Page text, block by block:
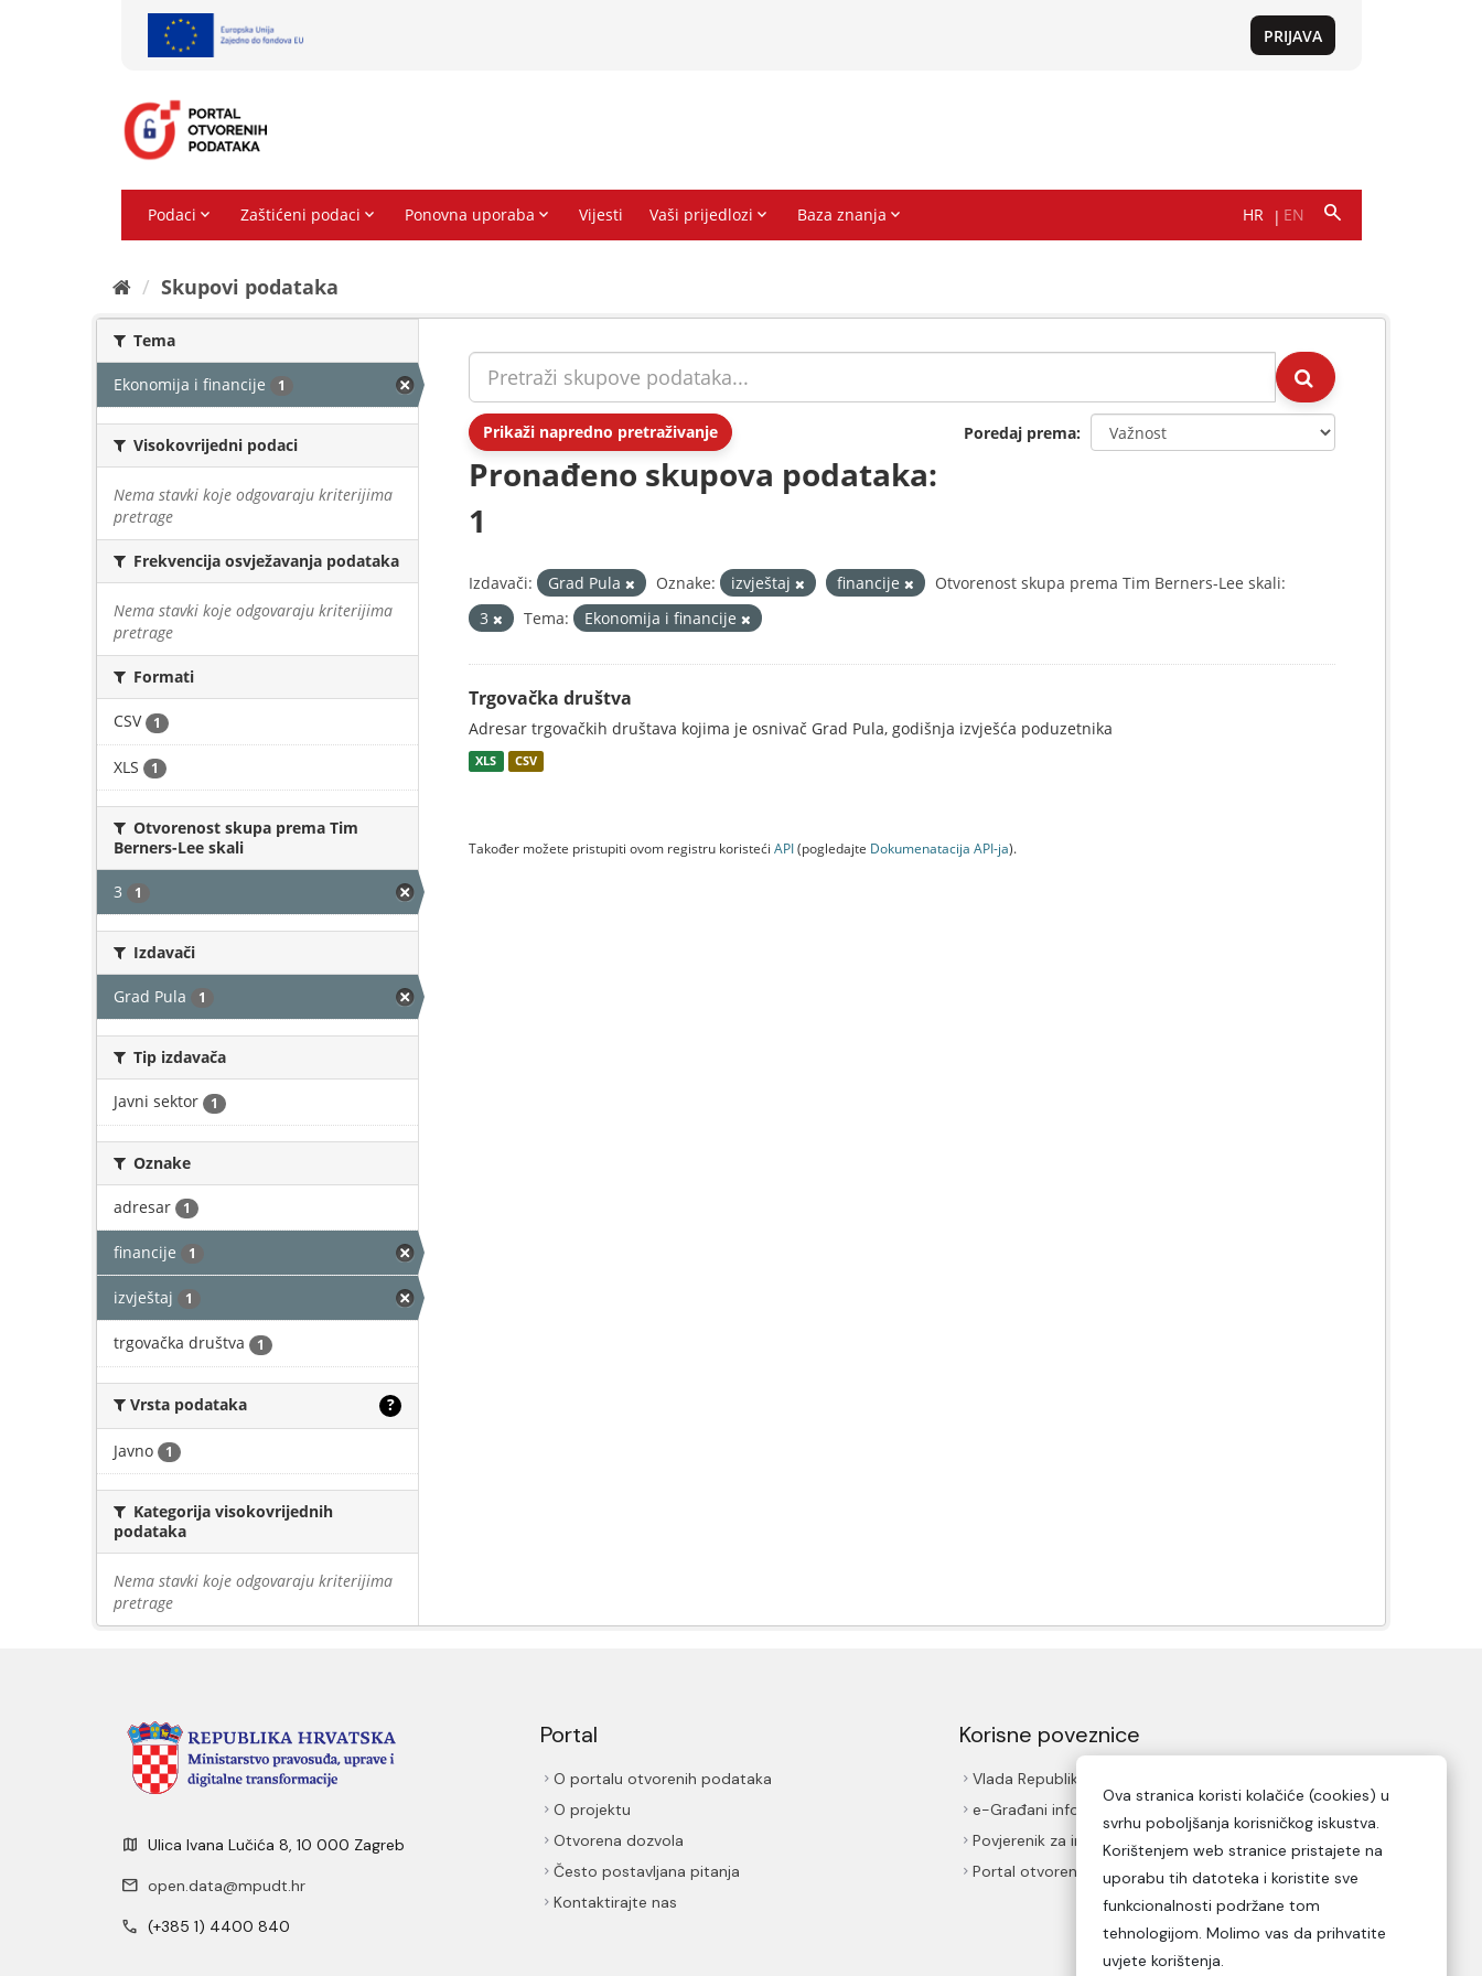
Skupovi podаtаkа
Tema
Ekonomija i financije 1
Visokovrijedni podaci
Nema stavki koje odgovaraju kriterijima
pretrage
Frekvencija osvježavanja podataka
Nema stavki koje odgovaraju kriterijima
pretrage
Formati
CSV 1
XLS 1
Otvorenost skupa prema Tim
Berners-Lee skali
3 1
Izdavači
Grad Pula 1
Tip izdavača
Javni sektor 1
Oznake
adresar 1
financije 1
izvještaj 1
trgovačka društva 1
Vrsta podataka ?
Javno 1
Kategorija visokovrijednih
podataka
Nema stavki koje odgovaraju kriterijima
pretrage
Prikaži napredno pretraživanje Poredaj prema
Pronađeno skupova podataka:
1
Izdavači: Grad Pula Oznake: izvještaj financije
Otvorenost skupa prema Tim Berners-Lee skali:
3
Tema: Ekonomija i financije
Trgovačka društva
Adresar trgovačkih društava kojima je osnivač Grad Pula, godišnja izvješća poduzetnika
XLS CSV
Također možete pristupiti ovom registru koristeći API(pogledajte Dokumenаtаcijа API-jа).